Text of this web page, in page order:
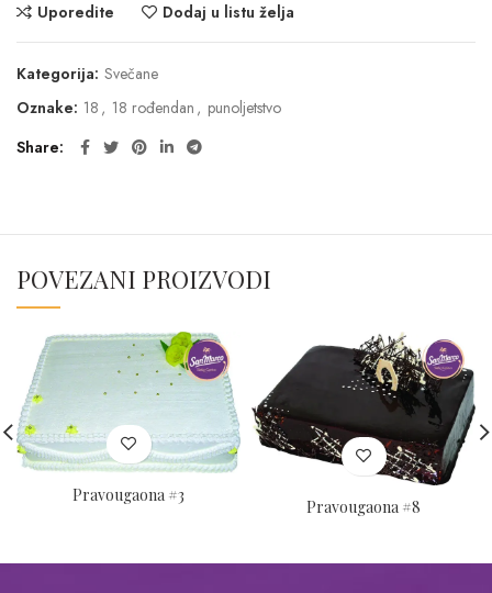
Uporedite Dodaj u listu želja
Kategorija: Svečane
Oznake: 18 , 18 rođendan , punoljetstvo
Share
POVEZANI PROIZVODI
Pravougaona #3
Pravougaona #8